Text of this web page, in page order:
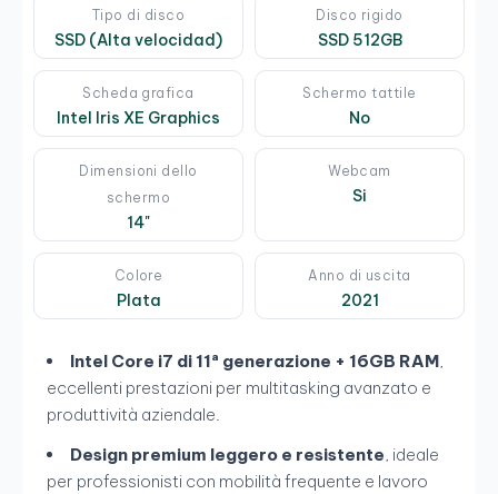
Tipo di disco
SSD (Alta velocidad)
Disco rigido
SSD 512GB
Scheda grafica
Intel Iris XE Graphics
Schermo tattile
No
Dimensioni dello
schermo
14"
Webcam
Si
Colore
Plata
Anno di uscita
2021
Intel Core i7 di 11ª generazione + 16GB RAM,
eccellenti prestazioni per multitasking avanzato e
produttività aziendale.
Design premium leggero e resistente, ideale
per professionisti con mobilità frequente e lavoro